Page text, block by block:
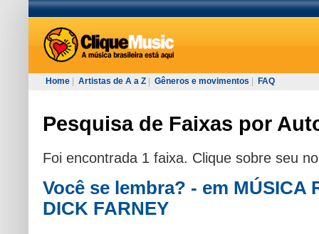
Home Artistas de A a Z Gêneros e movimentos FAQ
Pesquisa de Faixas por
Foi encontrada 1 faixa. Clique sobre seu
Você se lembra? - em MÚSICA
DICK FARNEY